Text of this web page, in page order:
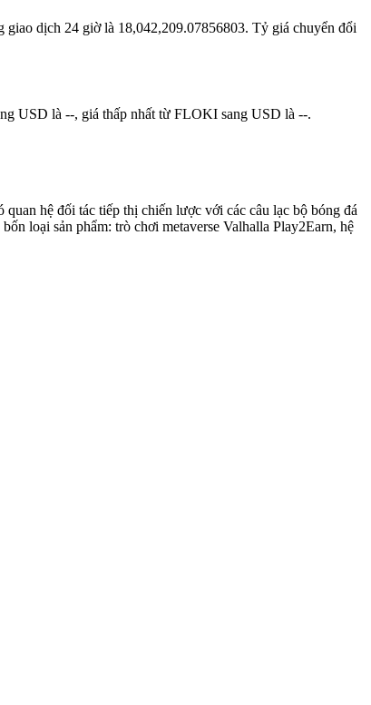
dịch 24 giờ là 18,042,209.07856803. Tỷ giá chuyển đổi
USD là --, giá thấp nhất từ FLOKI sang USD là --.
hệ đối tác tiếp thị chiến lược với các câu lạc bộ bóng đá
loại sản phẩm: trò chơi metaverse Valhalla Play2Earn, hệ